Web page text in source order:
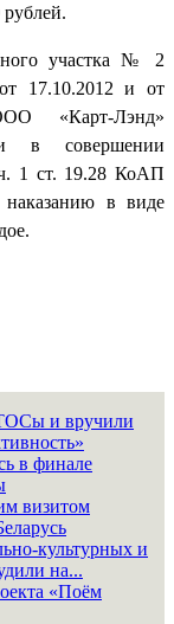
рублей.
участка № 2
17.10.2012 и от
«Карт-Лэнд»
в совершении
1 ст. 19.28 КоАП
в виде
и вручили
в финале
визитом
культурных и
на...
«Поём